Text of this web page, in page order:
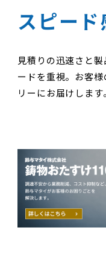
スピー
見積りの迅速さと
ードを重視。お客
リーにお届けします。